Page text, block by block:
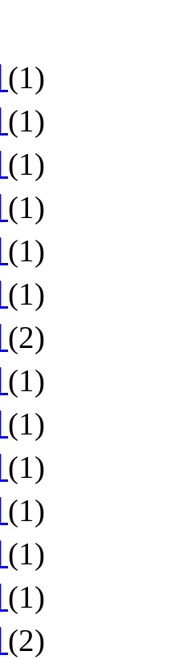
(1)
(1)
(1)
(1)
(1)
(1)
(2)
(1)
(1)
(1)
(1)
(1)
(1)
(2)